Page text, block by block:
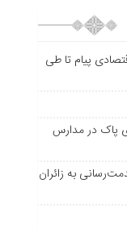
پیام تا طی
پاک در مدارس
به زائران